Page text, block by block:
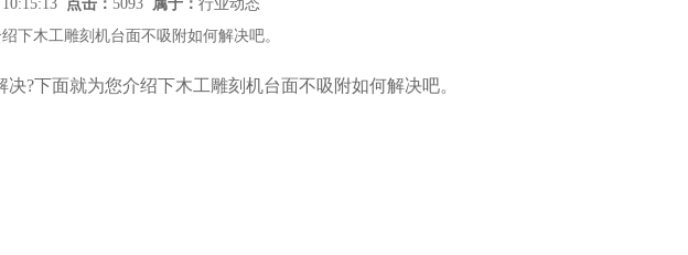
点击： 5093 属于： 行业动态
下木工雕刻机台面不吸附如何解决吧。
?下面就为您介绍下木工雕刻机台面不吸附如何解决吧。